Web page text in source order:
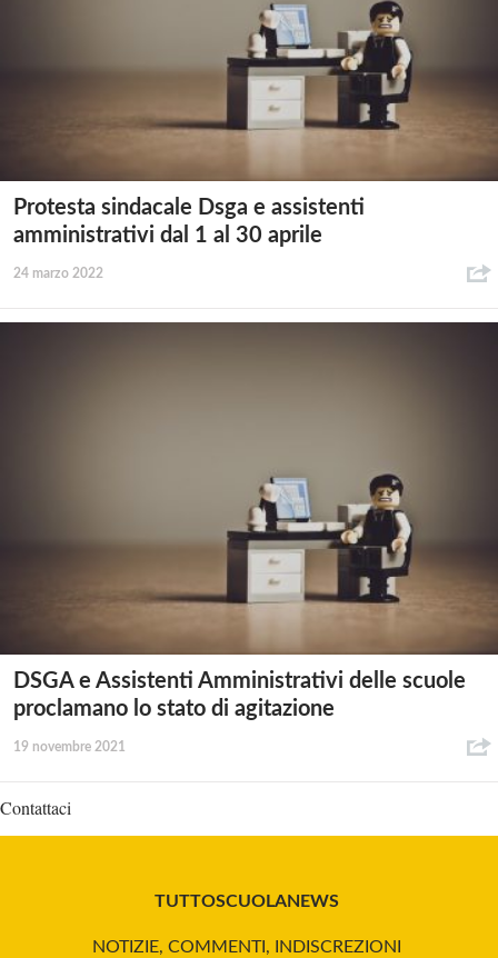
Protesta sindacale Dsga e assistenti
amministrativi dal 1 al 30 aprile
24 marzo 2022
DSGA e Assistenti Amministrativi delle scuole
proclamano lo stato di agitazione
19 novembre 2021
Contattaci
TUTTOSCUOLANEWS
NOTIZIE, COMMENTI, INDISCREZIONI